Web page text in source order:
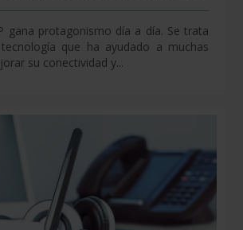
gana protagonismo día a día. Se trata
que ha ayudado a muchas
su conectividad y...